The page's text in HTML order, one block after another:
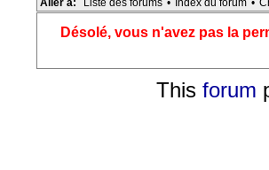
Aller à: Liste des forums • Index du forum •
Désolé, vous n'avez pas la
This forum